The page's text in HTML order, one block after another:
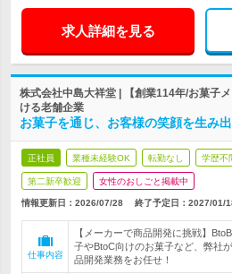
求人詳細を見る
株式会社中島大祥堂 | 【創業114年/お菓子
ける老舗企業
お菓子を通じ、お客様の笑顔を生み
正社員 業種未経験OK 転勤なし 学歴不
第二新卒歓迎 女性のおしごと掲載中
情報更新日：2026/07/28 終了予定日： 2027/01/
仕事内容
【メーカーで商品開発に挑戦】
子やBtoC向けのお菓子など、弊社
品開発業務をお任せ！